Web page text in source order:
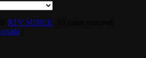
RTV SUNCE